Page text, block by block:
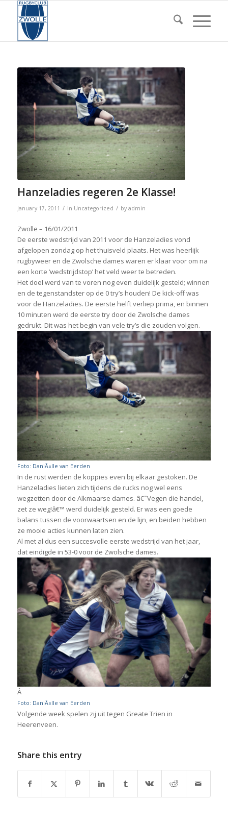
Hanzeladies regeren 2e Klasse!
January 17, 2011 / in Uncategorized / by admin
Zwolle – 16/01/2011
De eerste wedstrijd van 2011 voor de Hanzeladies vond
afgelopen zondag op het thuisveld plaats. Het was heerlijk
rugbyweer en de Zwolsche dames waren er klaar voor om na
een korte ‘wedstrijdstop’ het veld weer te betreden.
Het doel werd van te voren nog even duidelijk gesteld; winnen
en de tegenstandster op de 0 try’s houden! De kick-off was
voor de Hanzeladies. De eerste helft verliep prima, en binnen
10 minuten werd de eerste try door de Zwolsche dames
gedrukt. Dit was het begin van vele try’s die zouden volgen.
Foto: DaniÃ«lle van Eerden
In de rust werden de koppies even bij elkaar gestoken. De
Hanzeladies lieten zich tijdens de rucks nog wel eens
wegzetten door de Alkmaarse dames. â€˜Vegen die handel,
zet ze weg!â€™ werd duidelijk gesteld. Er was een goede
balans tussen de voorwaartsen en de lijn, en beiden hebben
ze mooie acties kunnen laten zien.
Al met al dus een succesvolle eerste wedstrijd van het jaar,
dat eindigde in 53-0 voor de Zwolsche dames.
Â
Foto: DaniÃ«lle van Eerden
Volgende week spelen zij uit tegen Greate Trien in
Heerenveen.
Share this entry